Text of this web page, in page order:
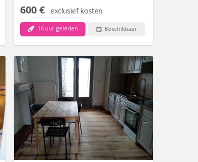
600 € exclusief kosten
16 uur geleden Beschikbaar
BK 15385
Il reste deux chambres dans le beau et
lumineux appartement duplex de trois
chambres. Gédéon, étudiant en
médecine, occupe déjà une chambre
et espère partager l'apaprtement avec
deux autres étudiants également
studieux et calmes. L'appartement se
trouve au 3e étage d'une maison